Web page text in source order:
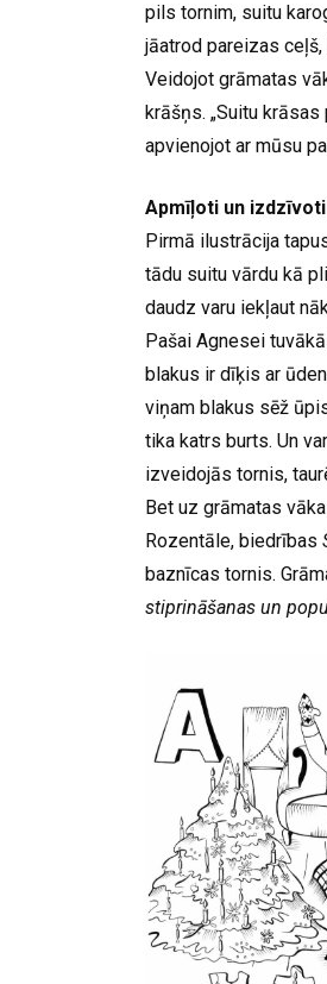
pils tornim, suitu
jāatrod pareizas
Veidojot grāmatas
krāšņs. „Suitu
apvienojot ar mūsu
Apmīļoti un izdzīvoti
Pirmā ilustrācija
tādu suitu vārdu kā
daudz varu iekļaut
Pašai Agnesei
blakus ir dīķis ar
viņam blakus sēž
tika katrs burts. Un
izveidojās tornis,
Bet uz grāmatas
Rozentāle, biedrības
baznīcas tornis.
stiprināšanas un